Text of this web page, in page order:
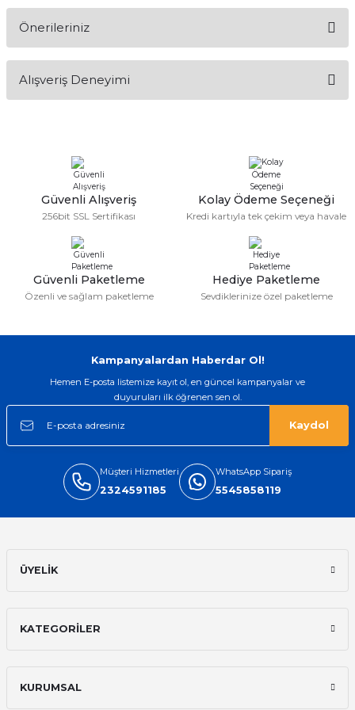
Önerileriniz
konularda yetersiz gördüğünüz noktaları öneri formunu
kullanarak tarafımıza iletebilirsiniz.
Ürün resmi kalitesiz, bozuk veya görüntülenemiyor.
Ürün açıklamasında eksik bilgiler bulunuyor.
Ürün bilgilerinde hatalar bulunuyor.
Ürün fiyatı diğer sitelerden daha pahalı.
Bu ürüne benzer farklı alternatifler olmalı.
Alışveriş Deneyimi
Deneyimini Paylaş
Güvenli Alışveriş
256bit SSL Sertifikası
Kolay Ödeme Seçeneği
Kredi kartıyla tek çekim veya havale
Güvenli Paketleme
Özenli ve sağlam paketleme
Hediye Paketleme
Sevdiklerinize özel paketleme
Kampanyalardan Haberdar Ol!
Hemen E-posta listemize kayıt ol, en güncel kampanyalar ve
duyuruları ilk öğrenen sen ol.
Kaydol
Müşteri Hizmetleri
2324591185
WhatsApp Sipariş
5545858119
ÜYELİK
KATEGORİLER
KURUMSAL